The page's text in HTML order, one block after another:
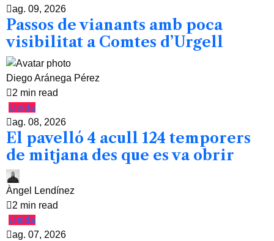
ag. 09, 2026
Passos de vianants amb poca
visibilitat a Comtes d’Urgell
Diego Aránega Pérez
2 min read
Lleida
ag. 08, 2026
El pavelló 4 acull 124 temporers
de mitjana des que es va obrir
Àngel Lendínez
2 min read
Lleida
ag. 07, 2026